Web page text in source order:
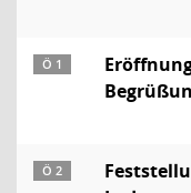
Ö 1
Ö 2